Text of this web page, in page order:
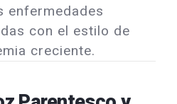
enfermedades
con el estilo de
creciente.